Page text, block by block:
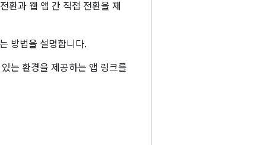
환과 웹 앱 간 직접 전환을 제
방법을 설명합니다.
는 환경을 제공하는 앱 링크를